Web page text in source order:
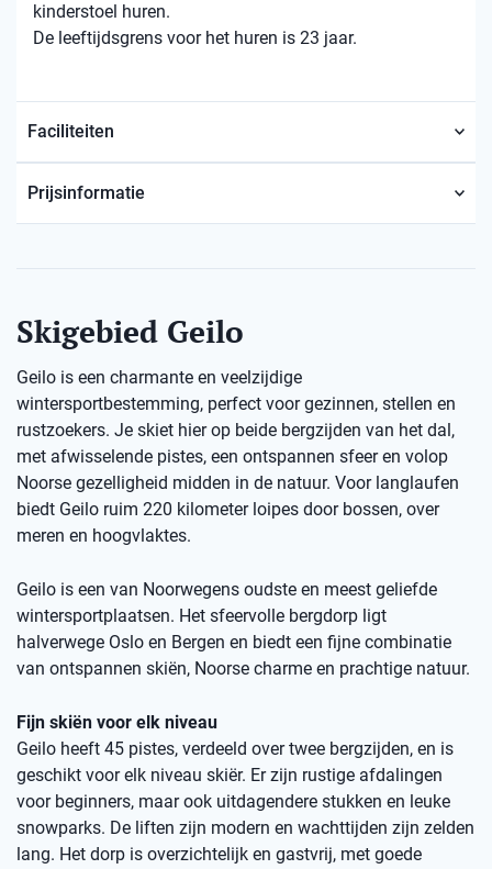
kinderstoel huren.
De leeftijdsgrens voor het huren is 23 jaar.
Faciliteiten
Prijsinformatie
Skigebied Geilo
Geilo is een charmante en veelzijdige
wintersportbestemming, perfect voor gezinnen, stellen en
rustzoekers. Je skiet hier op beide bergzijden van het dal,
met afwisselende pistes, een ontspannen sfeer en volop
Noorse gezelligheid midden in de natuur. Voor langlaufen
biedt Geilo ruim 220 kilometer loipes door bossen, over
meren en hoogvlaktes.
Geilo is een van Noorwegens oudste en meest geliefde
wintersportplaatsen. Het sfeervolle bergdorp ligt
halverwege Oslo en Bergen en biedt een fijne combinatie
van ontspannen skiën, Noorse charme en prachtige natuur.
Fijn skiën voor elk niveau
Geilo heeft 45 pistes, verdeeld over twee bergzijden, en is
geschikt voor elk niveau skiër. Er zijn rustige afdalingen
voor beginners, maar ook uitdagendere stukken en leuke
snowparks. De liften zijn modern en wachttijden zijn zelden
lang. Het dorp is overzichtelijk en gastvrij, met goede